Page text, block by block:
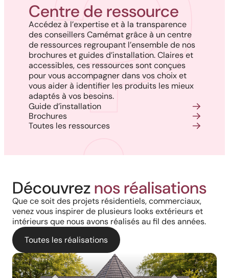
Centre de ressource
Accédez à l’expertise et à la transparence
des conseillers Camémat grâce à un centre
de ressources regroupant l’ensemble de nos
brochures et guides d’installation. Claires et
accessibles, ces ressources sont conçues
pour vous accompagner dans vos choix et
vous aider à identifier les produits les mieux
adaptés à vos besoins.
Guide d’installation
Brochures
Toutes les ressources
Découvreznos réalisations
Que ce soit des projets résidentiels, commerciaux,
venez vous inspirer de plusieurs looks extérieurs et
intérieurs que nous avons réalisés au fil des années.
Toutes les réalisations